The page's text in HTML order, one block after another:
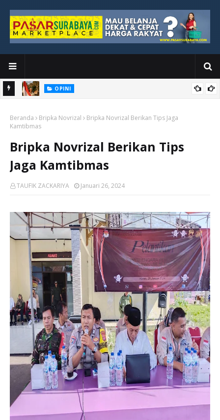
OPINI
Kemerdekaan yang Masih Jauh dari Dada Rakyat Paling Bawah
ESSAI
Tidak Berhenti di Panggung Wisuda
Beranda Bripka Novrizal
Bripka Novrizal Berikan Tips Jaga
Kamtibmas
Bripka Novrizal Berikan Tips
Jaga Kamtibmas
TAUFIK ZACKARIYA Januari 26, 2024